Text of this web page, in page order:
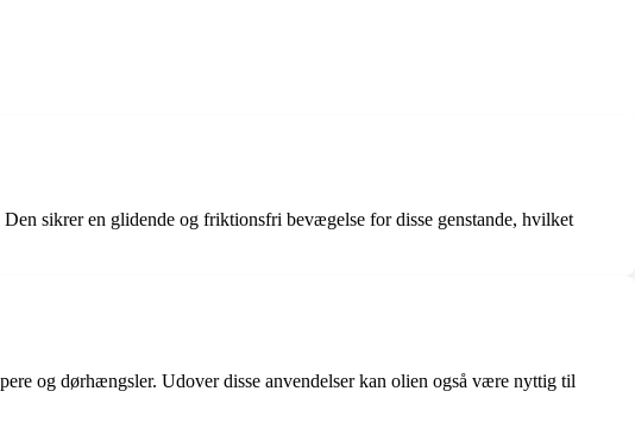
sikrer en glidende og friktionsfri bevægelse for disse genstande, hvilket
og dørhængsler. Udover disse anvendelser kan olien også være nyttig til